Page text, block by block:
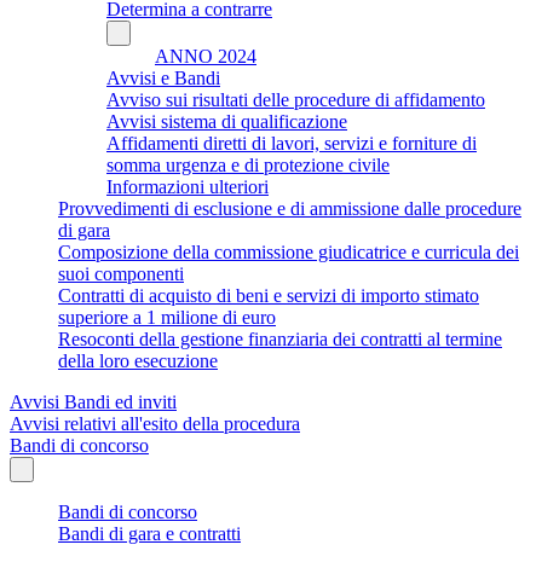
Determina a contrarre
ANNO 2024
Avvisi e Bandi
Avviso sui risultati delle procedure di affidamento
Avvisi sistema di qualificazione
Affidamenti diretti di lavori, servizi e forniture di
somma urgenza e di protezione civile
Informazioni ulteriori
Provvedimenti di esclusione e di ammissione dalle procedure
di gara
Composizione della commissione giudicatrice e curricula dei
suoi componenti
Contratti di acquisto di beni e servizi di importo stimato
superiore a 1 milione di euro
Resoconti della gestione finanziaria dei contratti al termine
della loro esecuzione
Avvisi Bandi ed inviti
Avvisi relativi all'esito della procedura
Bandi di concorso
Bandi di concorso
Bandi di gara e contratti